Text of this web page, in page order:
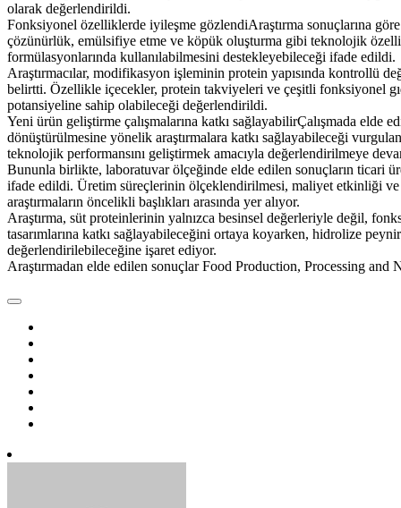
olarak değerlendirildi.
Fonksiyonel özelliklerde iyileşme gözlendiAraştırma sonuçlarına
çözünürlük, emülsifiye etme ve köpük oluşturma gibi teknolojik
formülasyonlarında kullanılabilmesini destekleyebileceği ifade edildi.
Araştırmacılar, modifikasyon işleminin protein yapısında kontrollü
belirtti. Özellikle içecekler, protein takviyeleri ve çeşitli fonksiyonel
potansiyeline sahip olabileceği değerlendirildi.
Yeni ürün geliştirme çalışmalarına katkı sağlayabilirÇalışmada elde
dönüştürülmesine yönelik araştırmalara katkı sağlayabileceği
teknolojik performansını geliştirmek amacıyla değerlendirilmeye
Bununla birlikte, laboratuvar ölçeğinde elde edilen sonuçların ticari
ifade edildi. Üretim süreçlerinin ölçeklendirilmesi, maliyet etkinliği ve
araştırmaların öncelikli başlıkları arasında yer alıyor.
Araştırma, süt proteinlerinin yalnızca besinsel değerleriyle değil,
tasarımlarına katkı sağlayabileceğini ortaya koyarken, hidrolize
değerlendirilebileceğine işaret ediyor.
Araştırmadan elde edilen sonuçlar Food Production, Processing and